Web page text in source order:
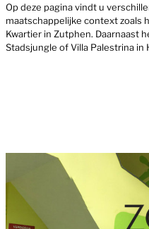
Op deze pagina vindt u
maatschappelijke context zoals
Kwartier in Zutphen. Daarnaast
Stadsjungle of Villa Palestrina in